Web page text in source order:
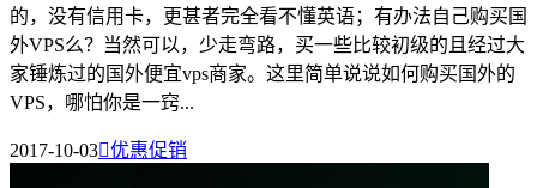
的，没有信用卡，更甚者完全看不懂英语；有办法自己购买国
外VPS么？当然可以，少走弯路，买一些比较初级的且经过大
家锤炼过的国外便宜vps商家。这里简单说说如何购买国外的
VPS，哪怕你是一窍...
2017-10-03优惠促销